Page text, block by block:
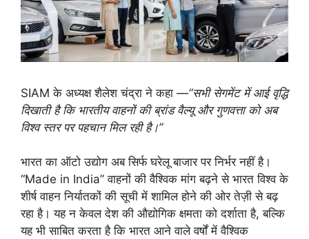
SIAM के अध्यक्ष शैलेश चंद्रा ने कहा —“सभी सेगमेंट में आई वृद्धि
दिखाती है कि भारतीय वाहनों की ब्रांड वैल्यू और गुणवत्ता को अब
विश्व स्तर पर पहचान मिल रही है।”
भारत का ऑटो उद्योग अब सिर्फ घरेलू बाजार पर निर्भर नहीं है।
“Made in India” वाहनों की वैश्विक मांग बढ़ने से भारत विश्व के
शीर्ष वाहन निर्यातकों की सूची में शामिल होने की ओर तेज़ी से बढ़
रहा है। यह न केवल देश की औद्योगिक क्षमता को दर्शाता है, बल्कि
यह भी साबित करता है कि भारत आने वाले वर्षों में वैश्विक